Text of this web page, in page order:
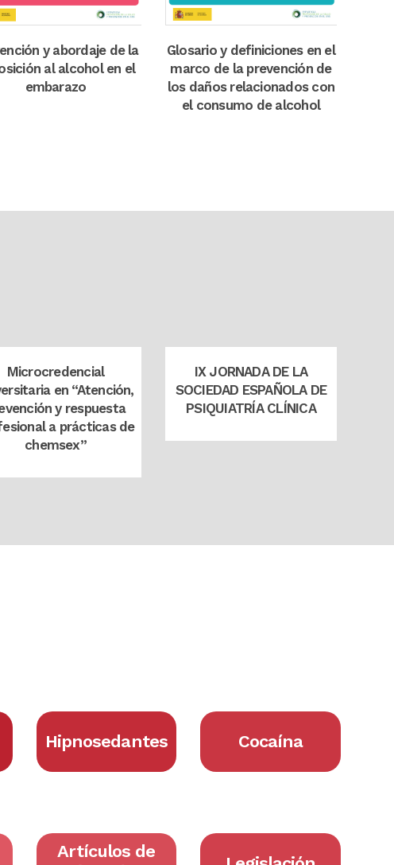
y abordaje de la
al alcohol en el
embarazo
Glosario y definiciones en el
marco de la prevención de
los daños relacionados con
el consumo de alcohol
Microcredencial
en “Atención,
y respuesta
a prácticas de
chemsex”
IX JORNADA DE LA
SOCIEDAD ESPAÑOLA DE
PSIQUIATRÍA CLÍNICA
Hipnosedantes Cocaína
Artículos de